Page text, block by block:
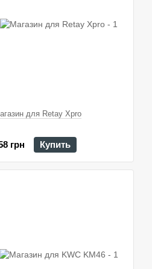
для Retay Xpro
грн Купить